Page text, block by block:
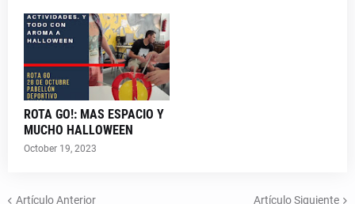
ROTA GO!: MAS ESPACIO Y
MUCHO HALLOWEEN
October 19, 2023
Artículo Anterior Artículo Siguiente